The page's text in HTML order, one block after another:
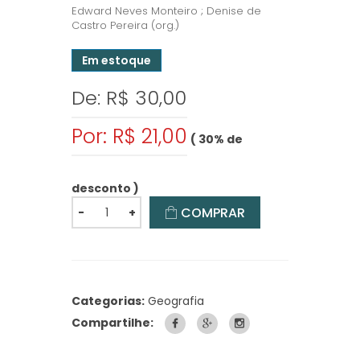
Edward Neves Monteiro ; Denise de
Castro Pereira (org.)
Em estoque
De: R$ 30,00
Por: R$ 21,00 ( 30% de
desconto )
-
+ COMPRAR
Categorias: Geografia
Compartilhe: